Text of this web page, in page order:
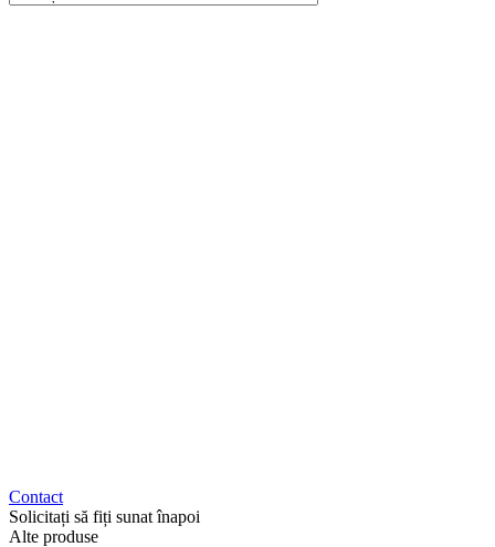
Contact
Solicitați să fiți sunat înapoi
Alte produse